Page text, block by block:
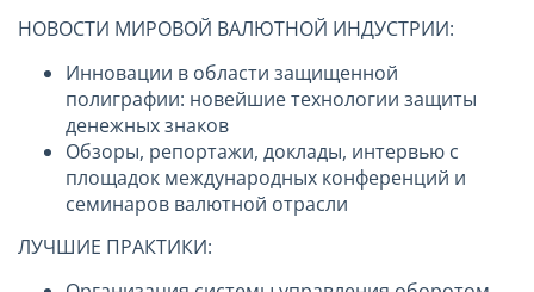
НОВОСТИ МИРОВОЙ ВАЛЮТНОЙ ИНДУСТРИИ:
Инновации в области защищенной
полиграфии: новейшие технологии защиты
денежных знаков
Обзоры, репортажи, доклады, интервью с
площадок международных конференций и
семинаров валютной отрасли
ЛУЧШИЕ ПРАКТИКИ: